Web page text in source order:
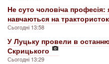
Не суто чоловіча професія:
навчаються на трактористок
Сьогодні 13:58
У Луцьку провели в
Скрицького
Сьогодні 13:29